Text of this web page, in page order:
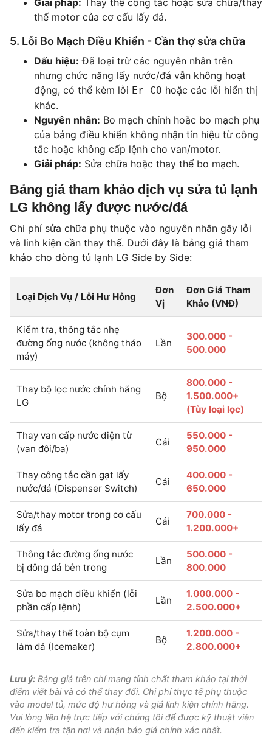
thế motor của cơ cấu lấy đá.
5. Lỗi Bo Mạch Điều Khiển - Cần thợ sửa chữa
Dấu hiệu: Đã loại trừ các nguyên nhân trên
nhưng chức năng lấy nước/đá vẫn không hoạt
động, có thể kèm lỗi Er CO hoặc các lỗi hiển thị
khác.
Nguyên nhân: Bo mạch chính hoặc bo mạch phụ
của bảng điều khiển không nhận tín hiệu từ công
tắc hoặc không cấp lệnh cho van/motor.
Giải pháp: Sửa chữa hoặc thay thế bo mạch.
Bảng giá tham khảo dịch vụ sửa tủ lạnh
LG không lấy được nước/đá
Chi phí sửa chữa phụ thuộc vào nguyên nhân gây lỗi
và linh kiện cần thay thế. Dưới đây là bảng giá tham
khảo cho dòng tủ lạnh LG Side by Side:
Loại Dịch Vụ / Lỗi Hư Hỏng
Đơn
Vị
Đơn Giá Tham
Khảo (VNĐ)
Kiểm tra, thông tắc nhẹ
đường ống nước (không tháo
máy)
Lần
300.000 -
500.000
Thay bộ lọc nước chính hãng
LG
Bộ
800.000 -
1.500.000+
(Tùy loại lọc)
Thay van cấp nước điện từ
(van đôi/ba)
Cái
550.000 -
950.000
Thay công tắc cần gạt lấy
nước/đá (Dispenser Switch)
Cái
400.000 -
650.000
Sửa/thay motor trong cơ cấu
lấy đá
Cái
700.000 -
1.200.000+
Thông tắc đường ống nước
bị đông đá bên trong
Lần
500.000 -
800.000
Sửa bo mạch điều khiển (lỗi
phần cấp lệnh)
Lần
1.000.000 -
2.500.000+
Sửa/thay thế toàn bộ cụm
làm đá (Icemaker)
Bộ
1.200.000 -
2.800.000+
Lưu ý: Bảng giá trên chỉ mang tính chất tham khảo tại thời
điểm viết bài và có thể thay đổi. Chi phí thực tế phụ thuộc
vào model tủ, mức độ hư hỏng và giá linh kiện chính hãng.
Vui lòng liên hệ trực tiếp với chúng tôi để được kỹ thuật viên
đến kiểm tra tận nơi và nhận báo giá chính xác nhất.